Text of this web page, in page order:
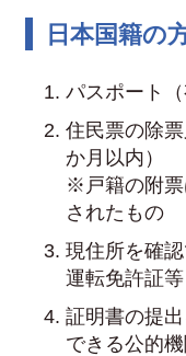
日本国籍の
パスポート
住民票の除
か月以内）
※戸籍の附票
されたもの
現住所を確
運転免許証等
証明書の提
できる公的